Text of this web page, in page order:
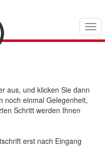
aus, und klicken Sie dann
noch einmal Gelegenheit,
Schritt werden Ihnen
erst nach Eingang